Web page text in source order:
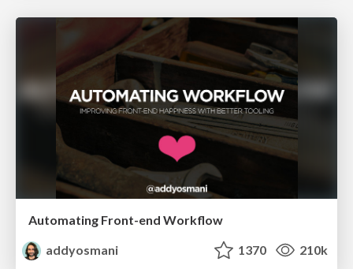
Automating Front-end Workflow
addyosmani
1370 210k